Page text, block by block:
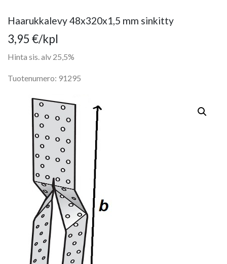
Haarukkalevy 48x320x1,5 mm sinkitty
3,95 €/kpl
Hinta sis. alv 25,5%
Tuotenumero: 91295